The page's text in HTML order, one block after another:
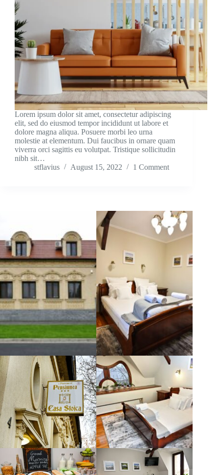
Lorem ipsum dolor sit amet, consectetur adipiscing
elit, sed do eiusmod tempor incididunt ut labore et
dolore magna aliqua. Posuere morbi leo urna
molestie at elementum. Dui faucibus in ornare quam
viverra orci sagittis eu volutpat. Tristique sollicitudin
nibh sit…
stflavius
August 15, 2022 1 Comment